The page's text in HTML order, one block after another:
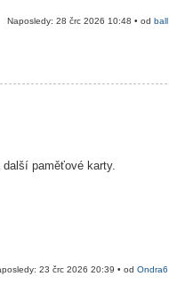
Naposledy: 28 črc 2026 10:48 • odball
další paměťové karty.
23 črc 2026 20:39 • odOndra6